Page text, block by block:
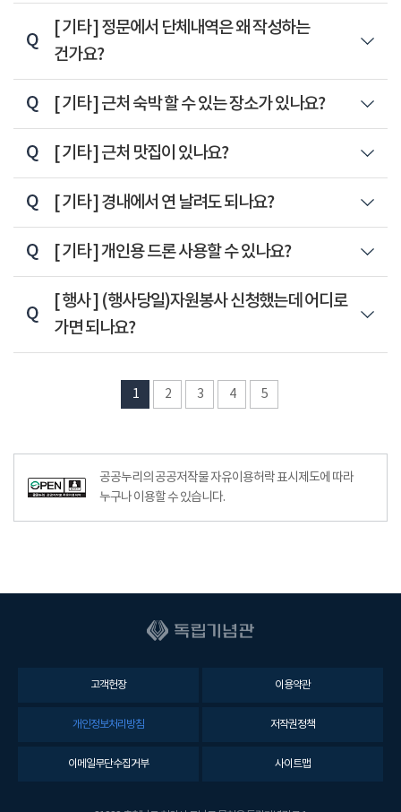
Q
[ 기타 ] 정문에서 단체내역은 왜 작성하는
건가요?
Q
[ 기타 ] 근처 숙박 할 수 있는 장소가 있나요?
Q
[ 기타 ] 근처 맛집이 있나요?
Q
[ 기타 ] 경내에서 연 날려도 되나요?
Q
[ 기타 ] 개인용 드론 사용할 수 있나요?
Q
[ 행사 ] (행사당일)자원봉사 신청했는데 어디로
가면 되나요?
1 2 3 4 5
공공누리의 공공저작물 자유이용허락 표시제도에 따라
누구나 이용할 수 있습니다.
고객헌장 이용약관
개인정보처리방침 저작권정책
이메일무단수집거부 사이트맵